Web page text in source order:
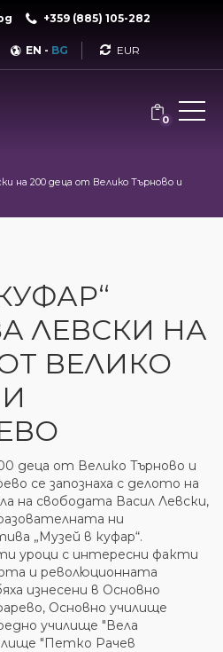
+359 (885) 105-282
EN - BG Currency
0
на 200 деца от Велико Търново и
ЛЕВСКИ НА
ВЕЛИКО
деца от Велико Търново и
се запознаха с делото на
на свободата Васил Левски,
ни
„Музей в куфар“.
уроци с интересни факти
и революционната
изнесени в Основно
Основно училище
училище "Вела
"Петко Рачев